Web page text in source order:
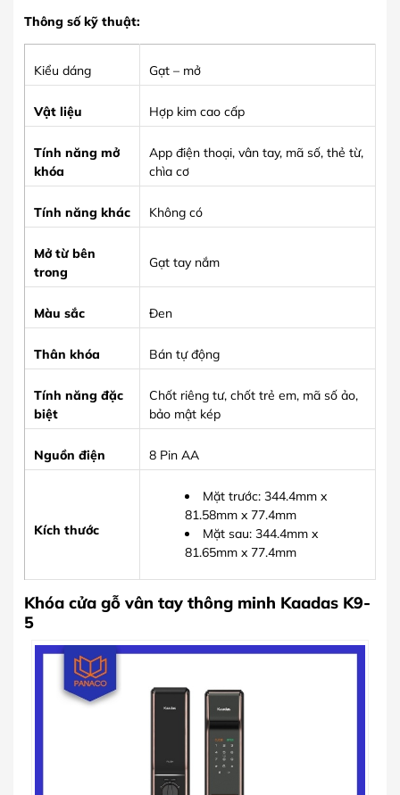
Thông số kỹ thuật:
Kiểu dáng Gạt – mở
Vật liệu Hợp kim cao cấp
Tính năng mở
khóa
App điện thoại, vân tay, mã số, thẻ từ,
chìa cơ
Tính năng khác Không có
Mở từ bên
trong
Gạt tay nắm
Màu sắc Đen
Thân khóa Bán tự động
Tính năng đặc
biệt
Chốt riêng tư, chốt trẻ em, mã số ảo,
bảo mật kép
Nguồn điện 8 Pin AA
Kích thước
Mặt trước: 344.4mm x
81.58mm x 77.4mm
Mặt sau: 344.4mm x
81.65mm x 77.4mm
Khóa cửa gỗ vân tay thông minh Kaadas K9-
5